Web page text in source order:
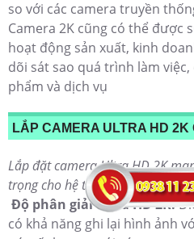
so với các camera truyền
Camera 2K cũng có thể được
hoạt động sản xuất, kinh
dõi sát sao quá trình làm
phẩm và dịch vụ
LẮP CAMERA ULTRA HD 2K
Lắp đặt camera Ultra HD 2K
trọng cho hệ thống giám sát an
Độ phân giải Ultra HD 2K:
có khả năng ghi lại hình ảnh